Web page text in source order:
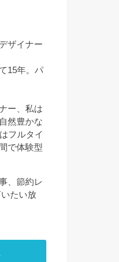
ザイナー
15年。パ
ー、私は
然豊かな
フルタイ
で体験型
、節約レ
たい放